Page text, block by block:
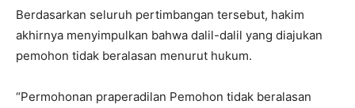
Berdasarkan seluruh pertimbangan tersebut, hakim
akhirnya menyimpulkan bahwa dalil-dalil yang diajukan
pemohon tidak beralasan menurut hukum.
“Permohonan praperadilan Pemohon tidak beralasan